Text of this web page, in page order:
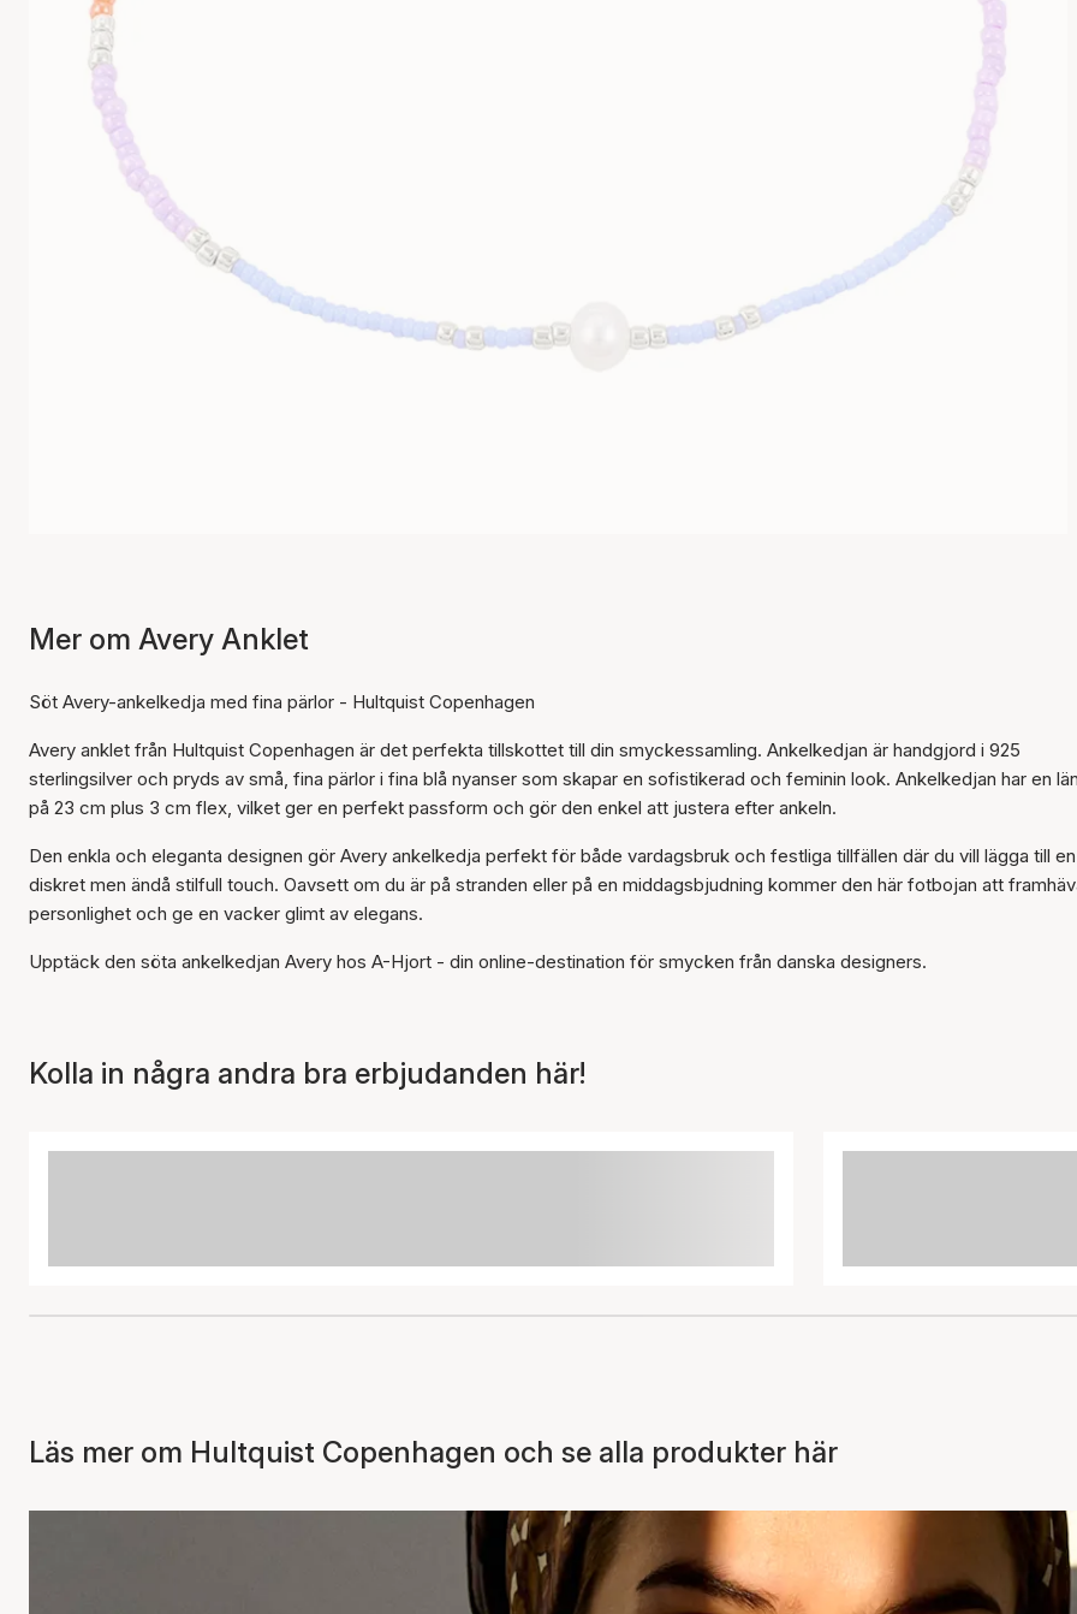
Artikeln har lagts till i
korgen
Mer om Avery Anklet
Söt Avery-ankelkedja med fina pärlor - Hultquist Copenhagen
Avery anklet från Hultquist Copenhagen är det perfekta tillskottet till din smyckessamling. Ankelkedjan är handgjord i 925
sterlingsilver och pryds av små, fina pärlor i fina blå nyanser som skapar en sofistikerad och feminin look. Ankelkedjan har en
på 23 cm plus 3 cm flex, vilket ger en perfekt passform och gör den enkel att justera efter ankeln.
Den enkla och eleganta designen gör Avery ankelkedja perfekt för både vardagsbruk och festliga tillfällen där du vill lägga till en
diskret men ändå stilfull touch. Oavsett om du är på stranden eller på en middagsbjudning kommer den här fotbojan att
personlighet och ge en vacker glimt av elegans.
Upptäck den söta ankelkedjan Avery hos A-Hjort - din online-destination för smycken från danska designers.
Kolla in några andra bra erbjudanden här!
Läs mer om Hultquist Copenhagen och se alla produkter här